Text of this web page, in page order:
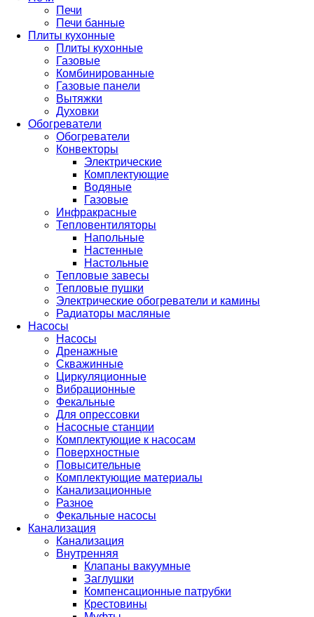
Печи
Печи банные
Плиты кухонные
Плиты кухонные
Газовые
Комбинированные
Газовые панели
Вытяжки
Духовки
Обогреватели
Обогреватели
Конвекторы
Электрические
Комплектующие
Водяные
Газовые
Инфракрасные
Тепловентиляторы
Напольные
Настенные
Настольные
Тепловые завесы
Тепловые пушки
Электрические обогреватели и камины
Радиаторы масляные
Насосы
Насосы
Дренажные
Скважинные
Циркуляционные
Вибрационные
Фекальные
Для опрессовки
Насосные станции
Комплектующие к насосам
Поверхностные
Повысительные
Комплектующие материалы
Канализационные
Разное
Фекальные насосы
Канализация
Канализация
Внутренняя
Клапаны вакуумные
Заглушки
Компенсационные патрубки
Крестовины